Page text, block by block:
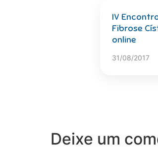
IV
Fibrose
online
31/08/2017
Deixe um